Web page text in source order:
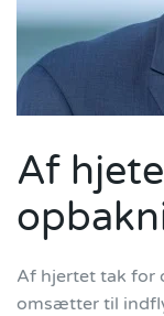
Af
Af hjertet tak for
omsætter til